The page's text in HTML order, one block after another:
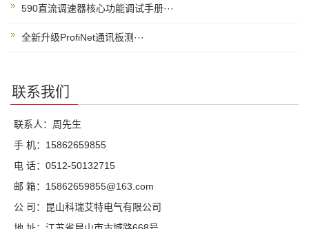
590直流调速器核心功能调试手册···
全新升级ProfiNet通讯板测···
联系我们
联系人：周先生
手 机：15862659855
电 话：0512-50132715
邮 箱：15862659855@163.com
公 司：昆山科瑞艾特电气有限公司